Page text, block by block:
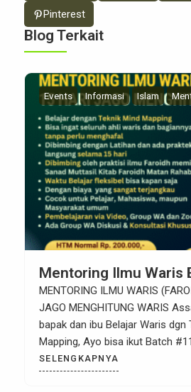
Pinterest
Blog Terkait
Events Informasi Islam
Mentoring Ilmu Waris
MENTORING ILMU WARIS
JAGO MENGHITUNG WARIS
bapak dan ibu Belajar Waris dgn
Mapping, Ayo bisa ikut Batch
September 2025 Harga Early Bird
saja (Harga Normal 200 ribu)
SELENGKAPNYA